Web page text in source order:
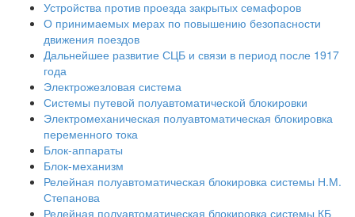
Устройства против проезда закрытых семафоров
О принимаемых мерах по повышению безопасности
движения поездов
Дальнейшее развитие СЦБ и связи в период после 1917
года
Электрожезловая система
Системы путевой полуавтоматической блокировки
Электромеханическая полуавтоматическая блокировка
переменного тока
Блок-аппараты
Блок-механизм
Релейная полуавтоматическая блокировка системы Н.М.
Степанова
Релейная полуавтоматическая блокировка системы КБ